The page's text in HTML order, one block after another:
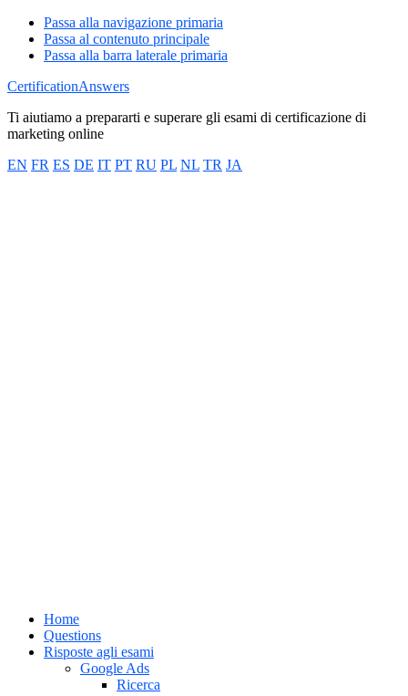
Passa alla navigazione primaria
Passa al contenuto principale
Passa alla barra laterale primaria
CertificationAnswers
Ti aiutiamo a prepararti e superare gli esami di certificazione di
marketing online
EN FR ES DE IT PT RU PL NL TR JA
Home
Questions
Risposte agli esami
Google Ads
Ricerca